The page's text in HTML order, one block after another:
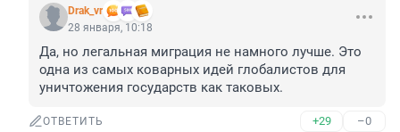
Drak_vr
28 января, 10:18
Да, но легальная миграция не намного лучше. Это
одна из самых коварных идей глобалистов для
уничтожения государств как таковых.
ОТВЕТИТЬ +29 –0